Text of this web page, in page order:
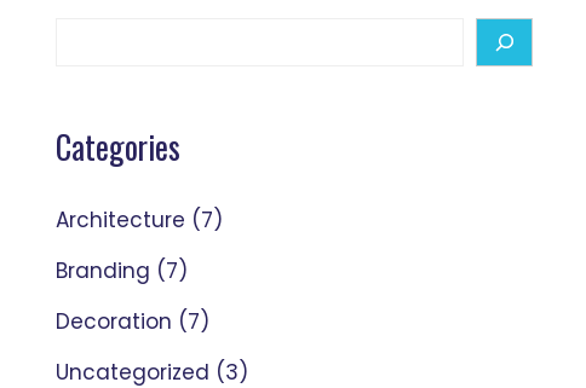
Categories
Architecture (7)
Branding (7)
Decoration (7)
Uncategorized (3)